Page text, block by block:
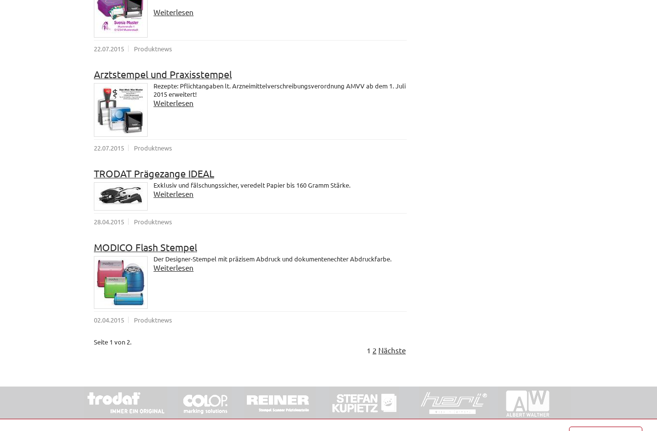
Weiterlesen
22.07.2015 Produktnews
Arztstempel und Praxisstempel
Rezepte: Pflichtangaben lt. Arzneimittelverschreibungsverordnung AMVV ab dem 1. Juli
2015 erweitert!
Weiterlesen
22.07.2015 Produktnews
TRODAT Prägezange IDEAL
Exklusiv und fälschungssicher, veredelt Papier bis 160 Gramm Stärke.
Weiterlesen
28.04.2015 Produktnews
MODICO Flash Stempel
Der Designer-Stempel mit präzisem Abdruck und dokumentenechter Abdruckfarbe.
Weiterlesen
02.04.2015 Produktnews
Seite 1 von 2.
1 2 Nächste